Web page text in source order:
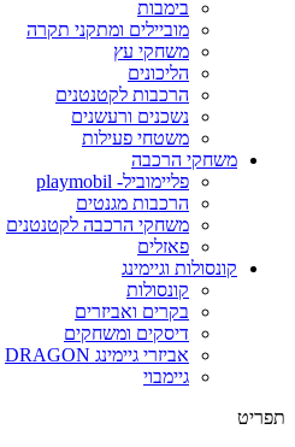
בימבות
מוביילים ומתקני תקרה
משחקי עץ
הליכונים
הרכבות לקטנטנים
נשכנים ורעשנים
משטחי פעילות
משחקי הרכבה
פליימוביל- playmobil
הרכבות מגנטים
משחקי הרכבה לקטנטנים
פאזלים
קונסולות וגיימינג
קונסולות
בקרים ואביזרים
דיסקים ומשחקים
אביזרי גיימינג DRAGON
גיימבוי
תפריט